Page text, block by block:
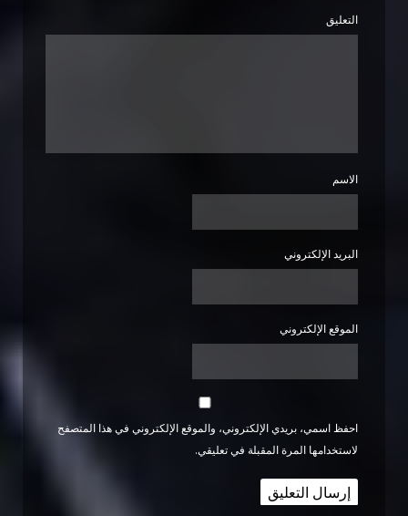
التعليق
الاسم
البريد الإلكتروني
الموقع الإلكتروني
احفظ اسمي، بريدي الإلكتروني، والموقع الإلكتروني في هذا المتصفح
لاستخدامها المرة المقبلة في تعليقي.